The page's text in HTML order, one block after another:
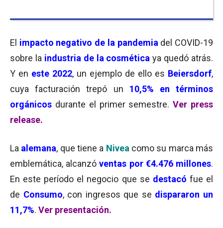
El impacto negativo de la pandemia del COVID-19
sobre la industria de la cosmética ya quedó atrás.
Y en este 2022, un ejemplo de ello es Beiersdorf,
cuya facturación trepó un 10,5% en términos
orgánicos durante el primer semestre. Ver press
release.
La alemana, que tiene a Nivea como su marca más
emblemática, alcanzó ventas por €4.476 millones.
En este período el negocio que se destacó fue el
de Consumo, con ingresos que se dispararon un
11,7%. Ver presentación.